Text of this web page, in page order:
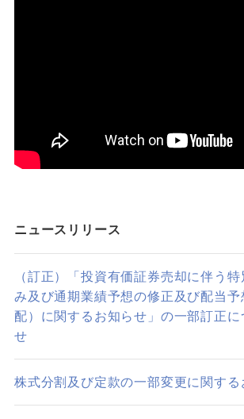
ニュースリリース
（訂正）「投資有価証券売却に伴う
み及び通期業績予想の修正及び配当予
配）に関するお知らせ」の一部訂正に
せ
株式分割及び定款の一部変更に関する